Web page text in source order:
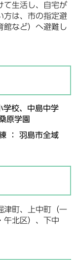
て生活し、自宅が
方は、市の指定避
館など）へ避難し
学校、中島中学
原学園
： 羽島市全域
町、上中町（一
午北区）、下中